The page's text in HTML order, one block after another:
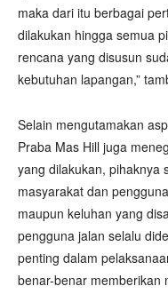
maka dari itu berbagai
dilakukan hingga semua
rencana yang disusun
kebutuhan lapangan,”
Selain mengutamakan
Praba Mas Hill juga
yang dilakukan, pihaknya
masyarakat dan
maupun keluhan yang
pengguna jalan selalu
penting dalam
benar-benar memberikan